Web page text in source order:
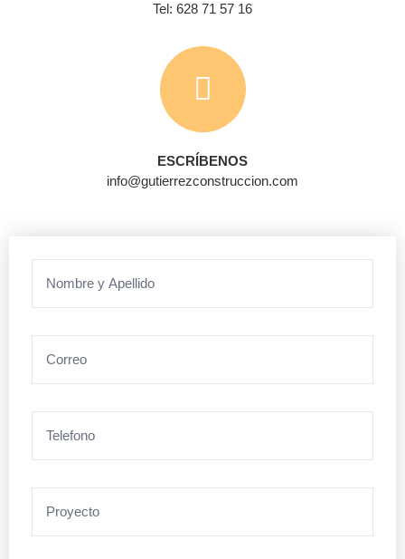
Tel: 628 71 57 16
ESCRÍBENOS
info@gutierrezconstruccion.com